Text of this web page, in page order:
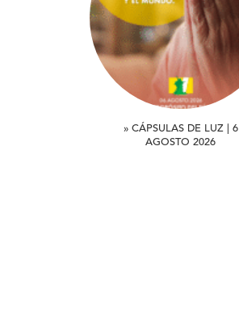
» CÁPSULAS DE LUZ | 6
AGOSTO 2026